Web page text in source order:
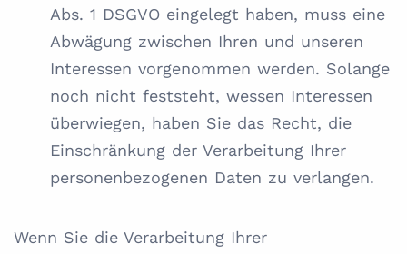
Abs. 1 DSGVO eingelegt haben, muss eine
Abwägung zwischen Ihren und unseren
Interessen vorgenommen werden. Solange
noch nicht feststeht, wessen Interessen
überwiegen, haben Sie das Recht, die
Einschränkung der Verarbeitung Ihrer
personenbezogenen Daten zu verlangen.
Wenn Sie die Verarbeitung Ihrer